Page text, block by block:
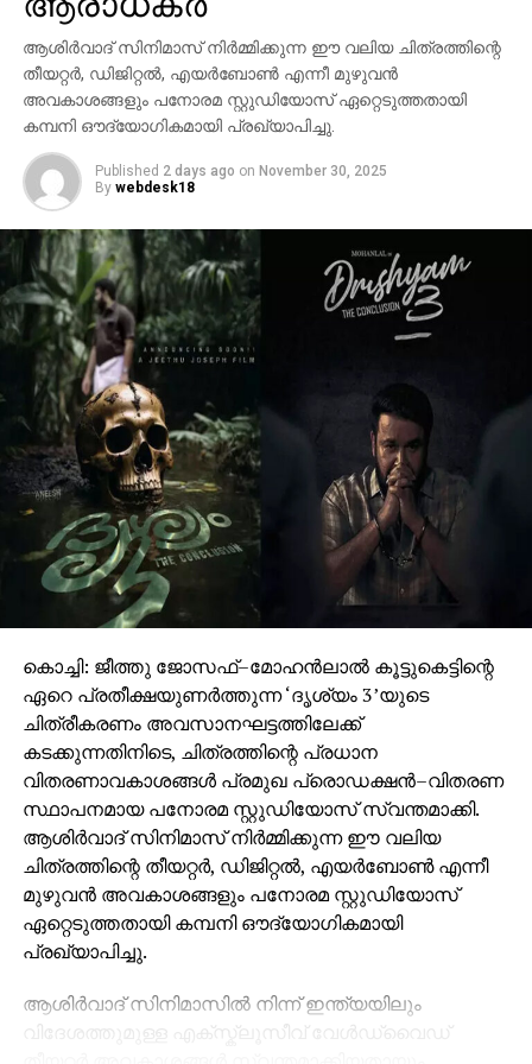
ആശിർവാദ് സിനിമാസ് നിർമ്മിക്കുന്ന ഈ വലിയ ചിത്രത്തിന്റെ
തീയറ്റർ, ഡിജിറ്റൽ, എയർബോൺ എന്നീ മുഴുവൻ
അവകാശങ്ങളും പനോരമ സ്റ്റുഡിയോസ് ഏറ്റെടുത്തതായി
കമ്പനി ഔദ്യോഗികമായി പ്രഖ്യാപിച്ചു.
Published 2 days ago on November 30, 2025
By webdesk18
കൊച്ചി: ജീത്തു ജോസഫ്–മോഹൻലാൽ കൂട്ടുകെട്ടിന്റെ
ഏറെ പ്രതീക്ഷയുണർത്തുന്ന ‘ദൃശ്യം 3’യുടെ
ചിത്രീകരണം അവസാനഘട്ടത്തിലേക്ക്
കടക്കുന്നതിനിടെ, ചിത്രത്തിന്റെ പ്രധാന
വിതരണാവകാശങ്ങൾ പ്രമുഖ പ്രൊഡക്ഷൻ–വിതരണ
സ്ഥാപനമായ പനോരമ സ്റ്റുഡിയോസ് സ്വന്തമാക്കി.
ആശിർവാദ് സിനിമാസ് നിർമ്മിക്കുന്ന ഈ വലിയ
ചിത്രത്തിന്റെ തീയറ്റർ, ഡിജിറ്റൽ, എയർബോൺ എന്നീ
മുഴുവൻ അവകാശങ്ങളും പനോരമ സ്റ്റുഡിയോസ്
ഏറ്റെടുത്തതായി കമ്പനി ഔദ്യോഗികമായി
പ്രഖ്യാപിച്ചു.
ആശിർവാദ് സിനിമാസിൽ നിന്ന് ഇന്ത്യയിലും
വിദേശത്തുമുള്ള എക്സ്ക്ലൂസീവ് വേൾഡ്‌വൈഡ്